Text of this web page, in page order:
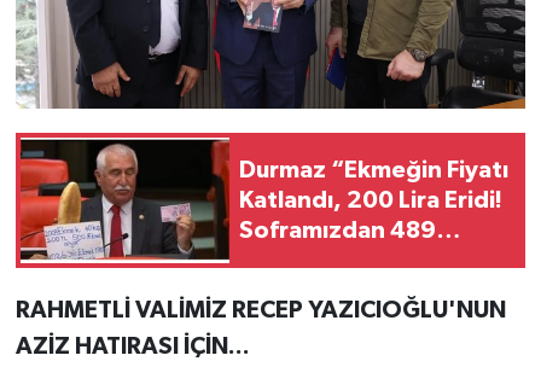
Durmaz “Ekmeğin Fiyatı
Katlandı, 200 Lira Eridi!
Soframızdan 489
RAHMETLİ VALİMİZ RECEP YAZICIOĞLU'NUN
AZİZ HATIRASI İÇİN...